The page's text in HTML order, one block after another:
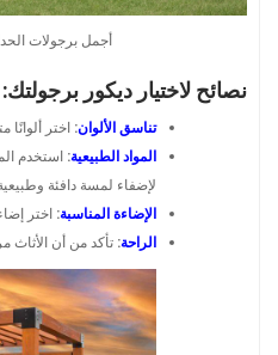
أجمل برجولات
نصائح لاختيار ديكور برجولتك:
تناسق الألوان: اختر
المواد الطبيعية: استخدم
لإضفاء لمسة دافئة
الإضاءة المناسبة: اختر
الراحة: تأكد من أن الأثاث